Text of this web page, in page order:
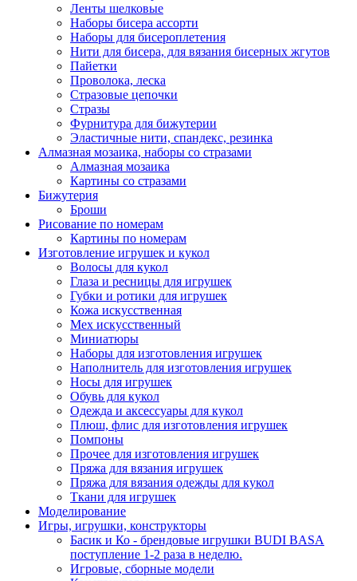
Ленты шелковые
Наборы бисера ассорти
Наборы для бисероплетения
Нити для бисера, для вязания бисерных жгутов
Пайетки
Проволока, леска
Стразовые цепочки
Стразы
Фурнитура для бижутерии
Эластичные нити, спандекс, резинка
Алмазная мозаика, наборы со стразами
Алмазная мозаика
Картины co стразами
Бижутерия
Броши
Рисование по номерам
Картины по номерам
Изготовление игрушек и кукол
Волосы для кукол
Глаза и ресницы для игрушек
Губки и ротики для игрушек
Кожа искусственная
Мех искусственный
Миниатюры
Наборы для изготовления игрушек
Наполнитель для изготовления игрушек
Носы для игрушек
Обувь для кукол
Одежда и аксессуары для кукол
Плюш, флис для изготовления игрушек
Помпоны
Прочее для изготовления игрушек
Пряжа для вязания игрушек
Пряжа для вязания одежды для кукол
Ткани для игрушек
Моделирование
Игры, игрушки, конструкторы
Басик и Ко - брендовые игрушки BUDI BASA
поступление 1-2 раза в неделю.
Игровые, сборные модели